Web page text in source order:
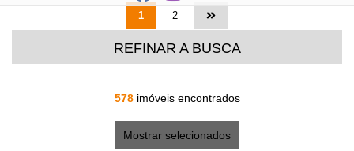
1 2
REFINAR A BUSCA
578imóveis encontrados
Mostrar selecionados